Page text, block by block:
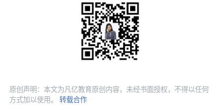
原创声明：本文为凡亿教育原创内容，未经书面授权，不得以任何
方式加以使用。转载合作